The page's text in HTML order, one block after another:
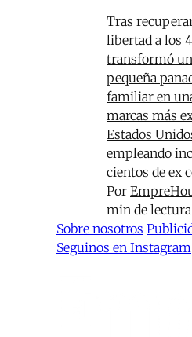
Tras
libertad a los
transformó
pequeña
familiar en
marcas más
Estados
empleando
cientos de ex
Por
min de lectura
Sobre nosotros
Seguinos en Instagram